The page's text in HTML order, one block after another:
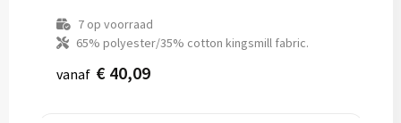
7op voorraad
65% polyester/35% cotton kingsmill fabric.
vanaf € 40,09